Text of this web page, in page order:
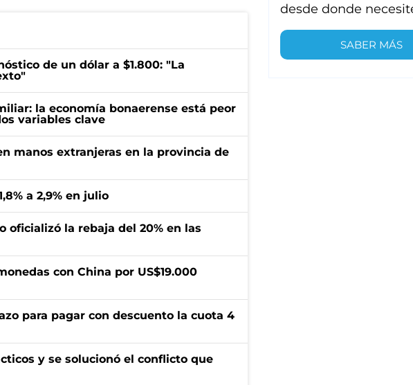
de un dólar a $1.800: "La
la economía bonaerense está peor
variables clave
manos extranjeras en la provincia de
a 2,9% en julio
oficializó la rebaja del 20% en las
con China por US$19.000
para pagar con descuento la cuota 4
y se solucionó el conflicto que
desde donde
SABER MÁS